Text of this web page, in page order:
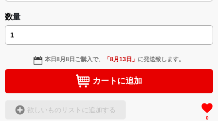
数量
本日8月8日 ご購入で、 「8月13日 」 に発送致します。
カートに追加
欲しいものリストに追加する
0